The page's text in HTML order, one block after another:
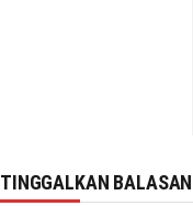
TINGGALKAN BALASAN